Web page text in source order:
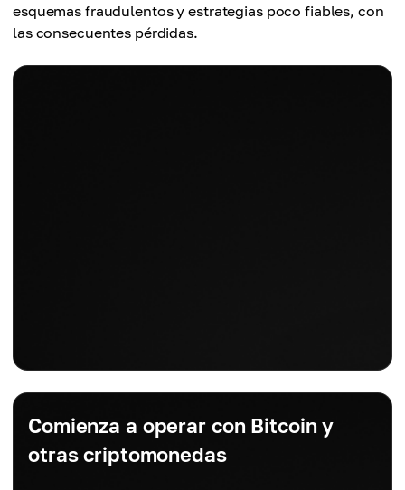
esquemas fraudulentos y estrategias poco fiables, con
las consecuentes pérdidas.
Comienza a operar con Bitcoin y
otras criptomonedas